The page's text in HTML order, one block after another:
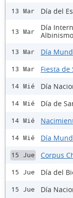
13 Mar Día del
13 Mar
Día
Albinismo
13 Mar Día
13 Mar Fiesta de
14 Mié Día
14 Mié Día de
14 Mié
14 Mié Día
15 Jue Corpus
15 Jue Día del
15 Jue Día